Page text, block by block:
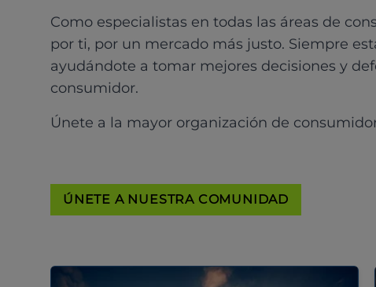
Como especialistas en todas las áreas de
por ti, por un mercado más justo. Siempre
ayudándote a tomar mejores decisiones y
consumidor.
Únete a la mayor organización de
ÚNETE A NUESTRA COMUNIDAD